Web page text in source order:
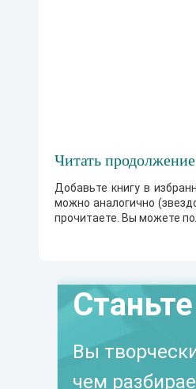
Читать
Добавьте книгу в
можно аналогично
прочитаете. Вы можете
Вы
чем